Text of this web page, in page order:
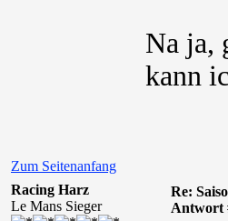
Na ja,
kann
Zum Seitenanfang
Racing Harz
Le Mans Sieger
Re:
Antwort